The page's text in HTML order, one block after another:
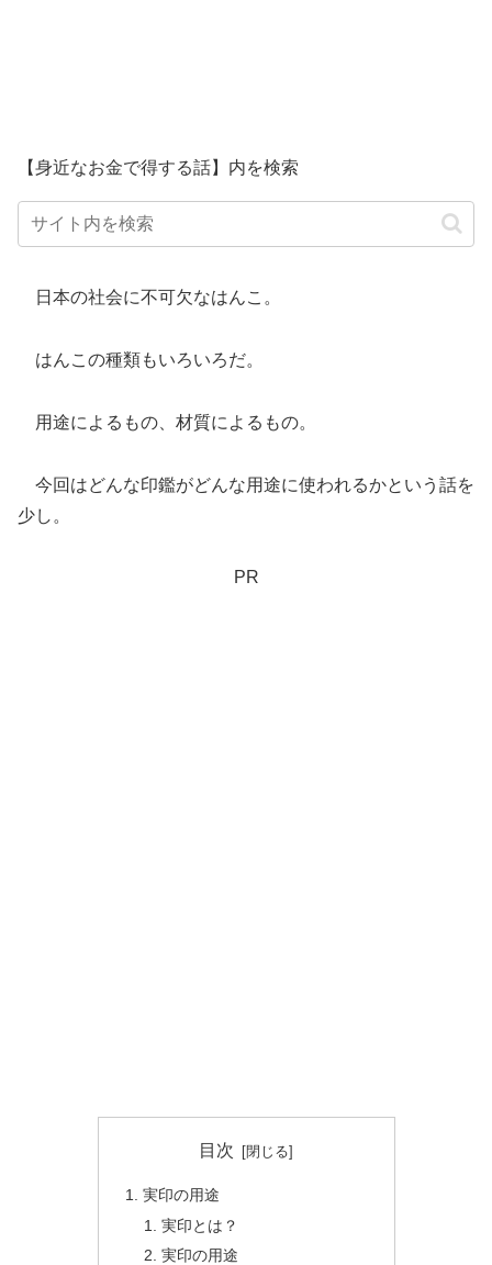
【身近なお金で得する話】内を検索
日本の社会に不可欠なはんこ。
はんこの種類もいろいろだ。
用途によるもの、材質によるもの。
今回はどんな印鑑がどんな用途に使われるかという話を
少し。
PR
目次
実印の用途
実印とは？
実印の用途